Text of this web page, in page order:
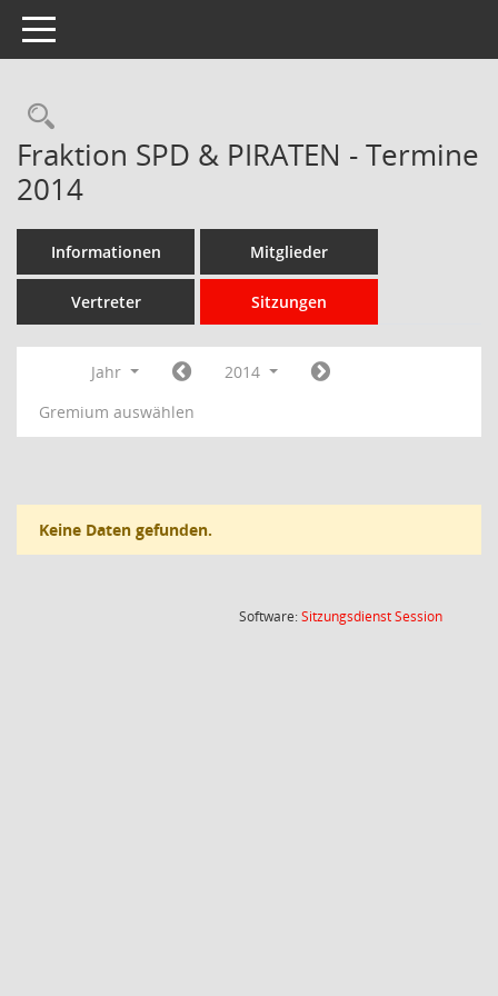
Toggle navigation
Rechercheauswahl
Fraktion SPD & PIRATEN - Termine
2014
Informationen Mitglieder
Vertreter Sitzungen
Jahr
2014
Gremium auswählen
Keine Daten gefunden.
Software:SitzungsdienstSession(Wird in